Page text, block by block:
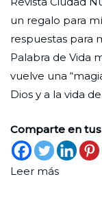
Ciudad
Nueva
31
de
mayo
de
2026
Lectores
un regalo para
respuestas para
Palabra de Vida
vuelve una
Dios y a la vida
Comparte en
Leer más